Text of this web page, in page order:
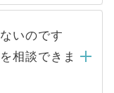
が殺到する場
合った人材の
ケースが増え
ん。内定先へ
トナーが行い
ありませんの
トからの登録
個人情報は、
び転職活動の
。お預かりし
いのです
相談できま